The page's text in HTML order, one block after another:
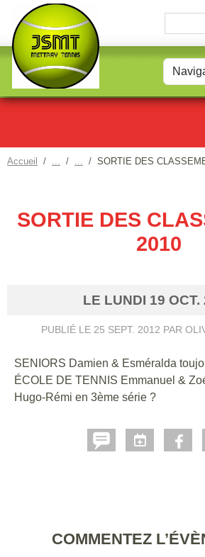
Accueil SORTIE DES
SORTIE DES
2010
LE LUNDI 19 OCT.
PUBLIÉ LE 25 SEPT. 2012 PAR
SENIORS Damien & Esméralda
ÉCOLE DE TENNIS Emmanuel &
Hugo-Rémi en 3ème série ?
COMMENTEZ
Panneau de gestion des cookies